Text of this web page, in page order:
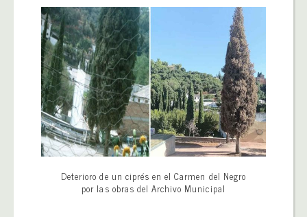
Deterioro de un ciprés en el Carmen del Negro
por las obras del Archivo Municipal